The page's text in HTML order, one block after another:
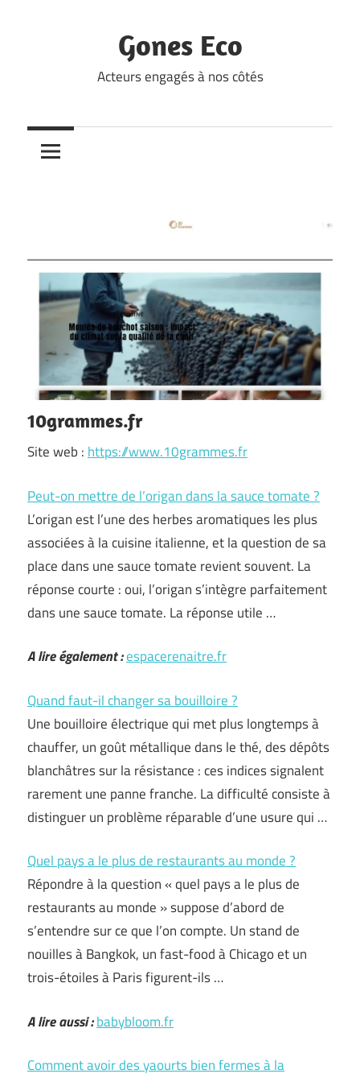
Gones Eco
Acteurs engagés à nos côtés
10grammes.fr
Site web : https://www.10grammes.fr
Peut-on mettre de l’origan dans la sauce tomate ?
L’origan est l’une des herbes aromatiques les plus
associées à la cuisine italienne, et la question de sa
place dans une sauce tomate revient souvent. La
réponse courte : oui, l’origan s’intègre parfaitement
dans une sauce tomate. La réponse utile …
A lire également :espacerenaitre.fr
Quand faut-il changer sa bouilloire ?
Une bouilloire électrique qui met plus longtemps à
chauffer, un goût métallique dans le thé, des dépôts
blanchâtres sur la résistance : ces indices signalent
rarement une panne franche. La difficulté consiste à
distinguer un problème réparable d’une usure qui …
Quel pays a le plus de restaurants au monde ?
Répondre à la question « quel pays a le plus de
restaurants au monde » suppose d’abord de
s’entendre sur ce que l’on compte. Un stand de
nouilles à Bangkok, un fast-food à Chicago et un
trois-étoiles à Paris figurent-ils …
A lire aussi :babybloom.fr
Comment avoir des yaourts bien fermes à la